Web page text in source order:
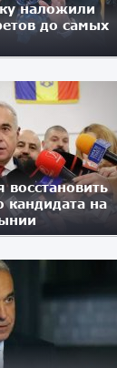
наложили
до самых
восстановить
кандидата на